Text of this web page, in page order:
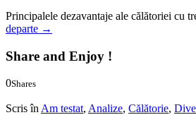
Principalele dezavantaje ale călătoriei cu
departe →
Share and Enjoy !
0Shares
Scris înAm testat, Analize, Călătorie,